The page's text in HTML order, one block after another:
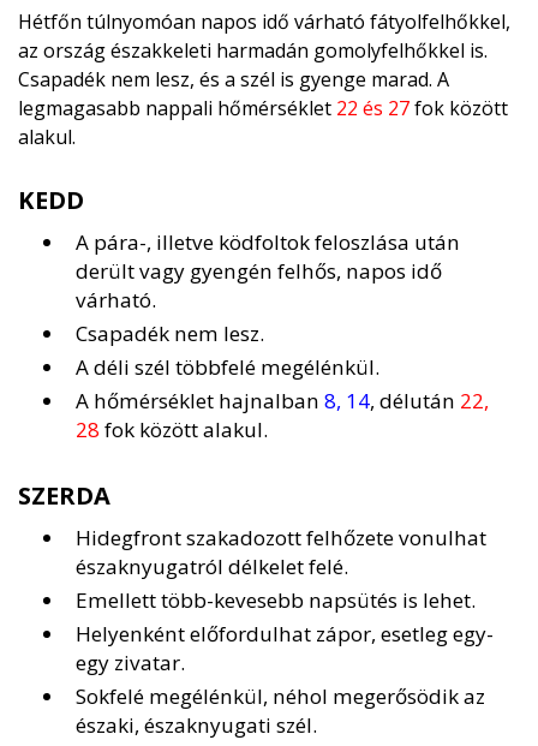
Hétfőn túlnyomóan napos idő várható fátyolfelhőkkel,
az ország északkeleti harmadán gomolyfelhőkkel is.
Csapadék nem lesz, és a szél is gyenge marad. A
legmagasabb nappali hőmérséklet 22 és 27fok között
alakul.
KEDD
A pára-, illetve ködfoltok feloszlása után
derült vagy gyengén felhős, napos idő
várható.
Csapadék nem lesz.
A déli szél többfelé megélénkül.
A hőmérséklet hajnalban 8, 14, délután 22,
28 fok között alakul.
SZERDA
Hidegfront szakadozott felhőzete vonulhat
északnyugatról délkelet felé.
Emellett több-kevesebb napsütés is lehet.
Helyenként előfordulhat zápor, esetleg egy-
egy zivatar.
Sokfelé megélénkül, néhol megerősödik az
északi, északnyugati szél.